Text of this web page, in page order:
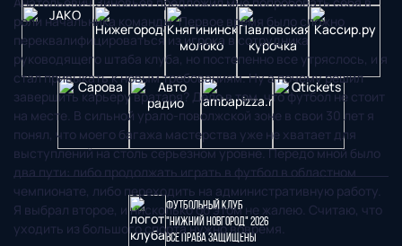
роли начальника команды. Первое время было сложно
переквалифицироваться из игрока в сотрудника
руководящего штаба клуба, но постепенно все утряслось, и я
стал привыкать к новым требованиям. Ну а почему решил
завершить карьеру вратаря? Дело в том, что футбол не стоит
на месте. В сильной урало-поволжской зоне в свои 30 лет я
понял, что моего багажа мастерства уже не хватает для
выступлений на столь серьезном уровне. Передо мной было
два пути: либо продолжать играть в футбол в областном
чемпионате, либо переходить на административную работу.
Я выбрал второе, и нисколько об этом не жалею. Считаю, что
уходить из большого спорта нужно вовремя.
Футбольный клуб
"Нижний Новгород" 2026
Все права защищены